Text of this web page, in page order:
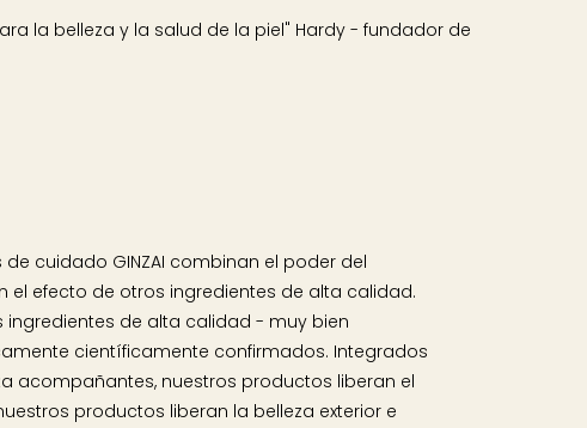
la belleza y la salud de la piel" Hardy - fundador de
cuidado GINZAI combinan el poder del
el efecto de otros ingredientes de alta calidad.
ingredientes de alta calidad - muy bien
científicamente confirmados. Integrados
acompañantes, nuestros productos liberan el
productos liberan la belleza exterior e